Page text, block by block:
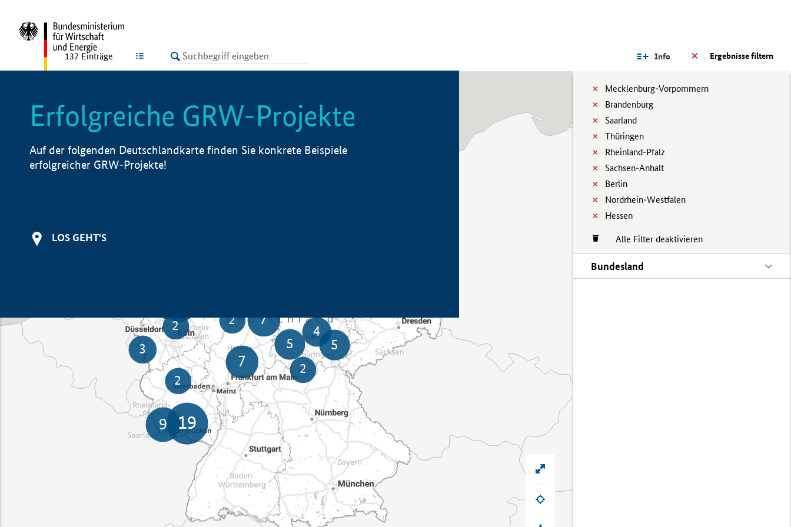
LISTE Ergebnisse filtern
Info
Mecklenburg-Vorpommern
Brandenburg
Saarland
Thüringen
Rheinland-Pfalz
Sachsen-Anhalt
Berlin
Nordrhein-Westfalen
Hessen
Alle Filter deaktivieren
Bundesland
137 Einträge
Erfolgreiche GRW-Projekte
Auf der folgenden Deutschlandkarte finden Sie konkrete Beispiele
erfolgreicher GRW-Projekte!
LOS GEHT'S